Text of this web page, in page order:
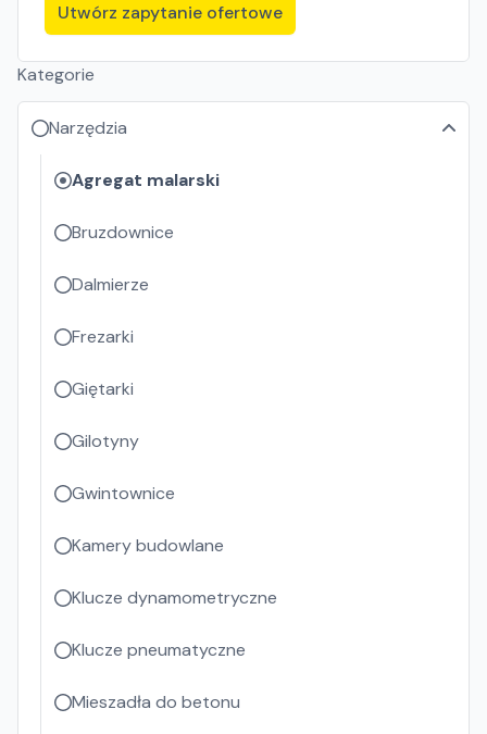
Utwórz zapytanie ofertowe
Kategorie
Narzędzia
Agregat malarski
Bruzdownice
Dalmierze
Frezarki
Giętarki
Gilotyny
Gwintownice
Kamery budowlane
Klucze dynamometryczne
Klucze pneumatyczne
Mieszadła do betonu